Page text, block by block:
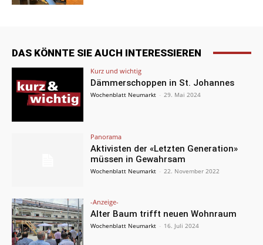
DAS KÖNNTE SIE AUCH INTERESSIEREN
Kurz und wichtig
Dämmerschoppen in St. Johannes
Wochenblatt Neumarkt - 29. Mai 2024
Panorama
Aktivisten der «Letzten Generation»
müssen in Gewahrsam
Wochenblatt Neumarkt - 22. November 2022
-Anzeige-
Alter Baum trifft neuen Wohnraum
Wochenblatt Neumarkt - 16. Juli 2024